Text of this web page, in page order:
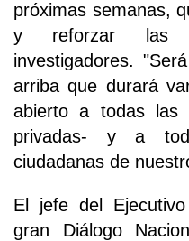
próximas semanas,
y reforzar las
investigadores.
arriba que durará
abierto a todas las
privadas- y a
ciudadanas de
El jefe del
gran Diálogo